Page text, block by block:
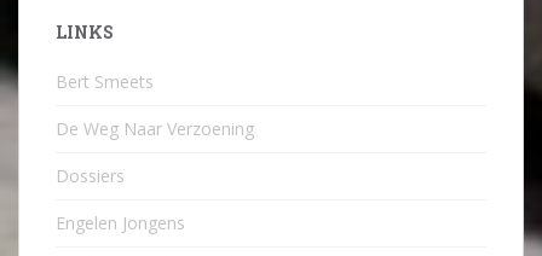
LINKS
Bert Smeets
De Weg Naar Verzoening
Dossiers
Engelen Jongens